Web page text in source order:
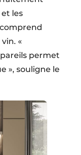
les
«
permet
», souligne le